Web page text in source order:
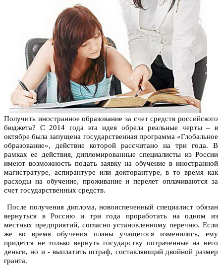
Получить иностранное образование за счет средств российского
бюджета? С 2014 года эта идея обрела реальные черты – в
октябре была запущена государственная программа «Глобальное
образование», действие которой рассчитано на три года. В
рамках ее действия, дипломированные специалисты из России
имеют возможность подать заявку на обучение в иностранной
магистратуре, аспирантуре или докторантуре, в то время как
расходы на обучение, проживание и перелет оплачиваются за
счет государственных средств.
После получения диплома, новоиспеченный специалист обязан
вернуться в Россию и три года проработать на одном из
местных предприятий, согласно установленному перечню. Если
же во время обучения планы учащегося изменились, ему
придется не только вернуть государству потраченные на него
деньги, но и - выплатить штраф, составляющий двойной размер
гранта.